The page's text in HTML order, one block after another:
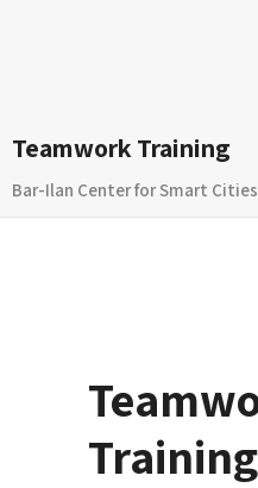
Teamwork Training
Bar-Ilan Center for Smart Cities
Training